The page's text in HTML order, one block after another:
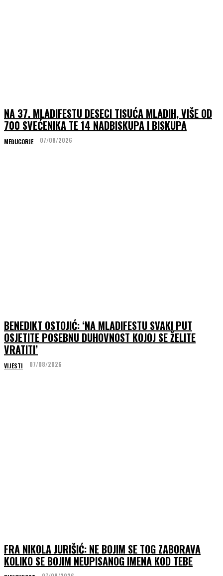
NA 37. MLADIFESTU DESECI TISUĆA MLADIH, VIŠE OD
700 SVEĆENIKA TE 14 NADBISKUPA I BISKUPA
MEĐUGORJE 07/08/2026
BENEDIKT OSTOJIĆ: ‘NA MLADIFESTU SVAKI PUT
OSJETITE POSEBNU DUHOVNOST KOJOJ SE ŽELITE
VRATITI’
VIJESTI 07/08/2026
FRA NIKOLA JURIŠIĆ: NE BOJIM SE TOG ZABORAVA
KOLIKO SE BOJIM NEUPISANOG IMENA KOD TEBE